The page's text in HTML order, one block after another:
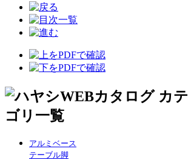
アルミベース
テーブル脚